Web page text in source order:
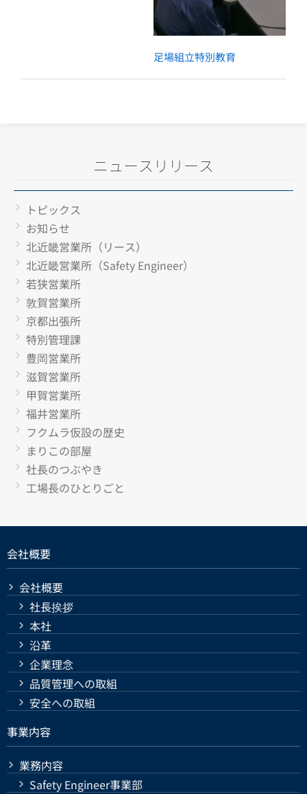
足場組立特別教育
ニュースリリース
トピックス
お知らせ
北近畿営業所（リース）
北近畿営業所（Safety Engineer）
若狭営業所
敦賀営業所
京都出張所
特別管理課
豊岡営業所
滋賀営業所
甲賀営業所
福井営業所
フクムラ仮設の歴史
まりこの部屋
社長のつぶやき
工場長のひとりごと
会社概要
会社概要
社長挨拶
本社
沿革
企業理念
品質管理への取組
安全への取組
事業内容
業務内容
Safety Engineer事業部